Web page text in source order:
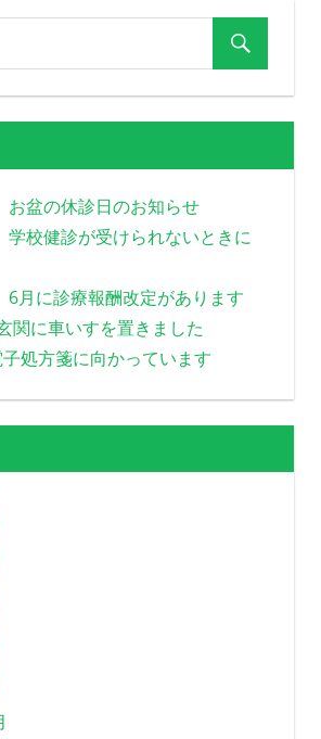
盆の休診日のお知らせ
校健診が受けられないときに
月に診療報酬改定があります
関に車いすを置きました
処方箋に向かっています